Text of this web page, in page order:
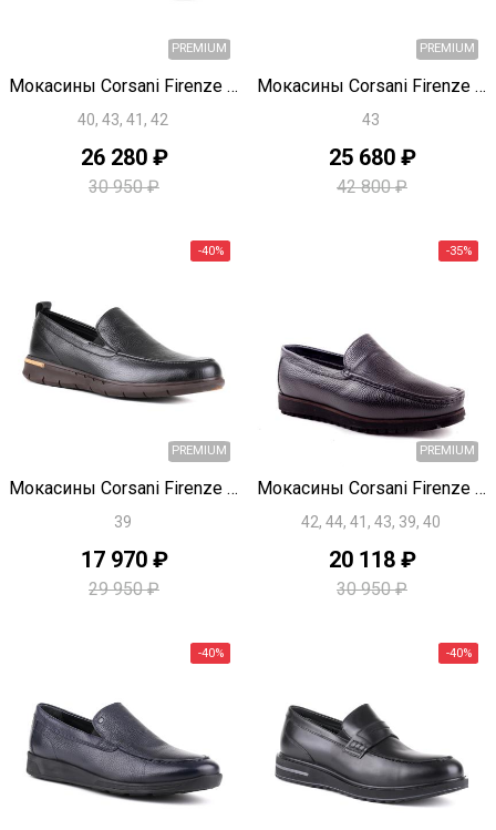
PREMIUM
Быстрый просмотр Мокасины Corsani Firenze U1141
40, 43, 41, 42
26 280 ₽
30 950 ₽
Быстрый просмотр Мокасины Corsani Firenze U1855
43
25 680 ₽
42 800 ₽
Быстрый просмотр Мокасины Corsani Firenze U1830
39
17 970 ₽
29 950 ₽
Быстрый просмотр Мокасины Corsani Firenze X1664
42, 44, 41, 43, 39, 40
20 118 ₽
30 950 ₽